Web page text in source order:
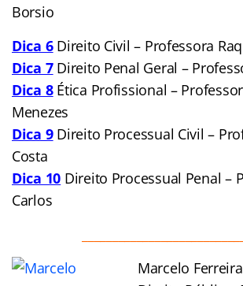
Borsio
Dica 6Direito Civil – Professora
Dica 7 Direito Penal Geral –
Dica 8Ética Profissional –
Menezes
Dica 9Direito Processual Civil –
Costa
Dica 10 Direito Processual Penal –
Carlos
Marcelo